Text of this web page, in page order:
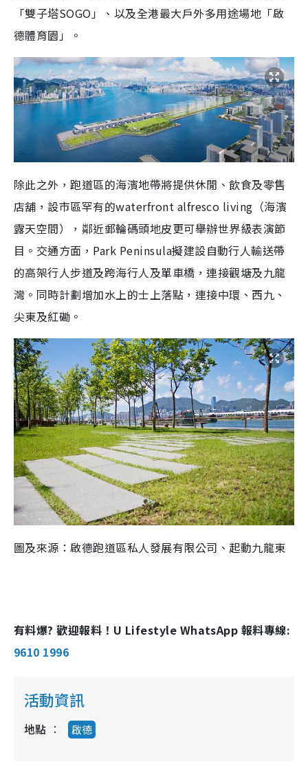
i
g
T
i
m
e
「雙子塔SOGO」、以及全港最大戶外多用途場地「啟
德體育園」。
除此之外，跑道區的海濱地帶將提供休閒、飲食及零售
店舖，設市區罕有的waterfront alfresco living（海濱
露天空間），鄰近郵輪碼頭地皮更可舉辦世界級表演節
目。交通方面，Park Peninsula擬建設自動行人輸送帶
的高架行人步道及跨海行人及單車橋，連接觀塘及九龍
灣。同時計劃增加水上的士上落點，連接中環、西九、
尖東及紅磡。
圖及來源：啟德跑道區私人發展有限公司、起動九龍東
有料爆? 歡迎報料！U Lifestyle WhatsApp 報料專線:
9610 1996
活動資訊
地點 啟德